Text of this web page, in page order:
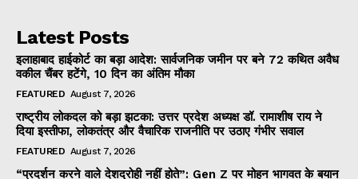
Latest Posts
इलाहाबाद हाईकोर्ट का बड़ा आदेश: सार्वजनिक जमीन पर बने 72 कथित अवैध
वकील चैंबर हटेंगे, 10 दिन का अंतिम मौका
FEATURED August 7, 2026
राष्ट्रीय लोकदल को बड़ा झटका: उत्तर प्रदेश अध्यक्ष डॉ. रामाशीष राय ने
दिया इस्तीफा, लोकतंत्र और वैचारिक राजनीति पर उठाए गंभीर सवाल
FEATURED August 7, 2026
“प्रदर्शन करने वाले देशद्रोही नहीं होते”: Gen Z पर मोहन भागवत के बयान